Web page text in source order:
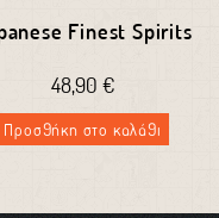
Finest Spirits
48,90 €
Προσθήκη στο καλάθι